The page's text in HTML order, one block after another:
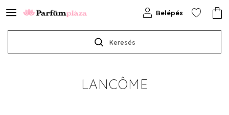
Keresés
Belépés
LANCÔME